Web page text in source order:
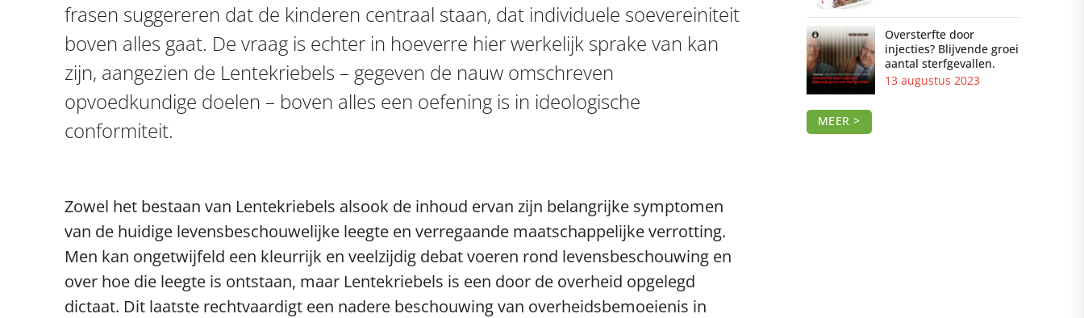
frasen suggereren dat de kinderen centraal staan, dat individuele soevereiniteit
boven alles gaat. De vraag is echter in hoeverre hier werkelijk sprake van kan
zijn, aangezien de Lentekriebels – gegeven de nauw omschreven
opvoedkundige doelen – boven alles een oefening is in ideologische
conformiteit.
Zowel het bestaan van Lentekriebels alsook de inhoud ervan zijn belangrijke symptomen
van de huidige levensbeschouwelijke leegte en verregaande maatschappelijke verrotting.
Men kan ongetwijfeld een kleurrijk en veelzijdig debat voeren rond levensbeschouwing en
over hoe die leegte is ontstaan, maar Lentekriebels is een door de overheid opgelegd
dictaat. Dit laatste rechtvaardigt een nadere beschouwing van overheidsbemoeienis in
Oversterfte door
injecties? Blijvende groei
aantal sterfgevallen.
13 augustus 2023
MEER >